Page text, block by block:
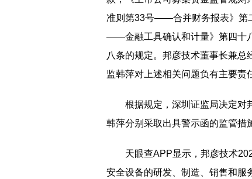
准则第33号——合并财务报表》第
——金融工具确认和计量》第四十
八条的规定。邦彦技术董事长兼总
监韩萍对上述相关问题负有主要责
根据规定，深圳证监局决定对
韩萍分别采取出具警示函的监管措
天眼查APP显示，邦彦技术
安全设备的研发、制造、销售和服